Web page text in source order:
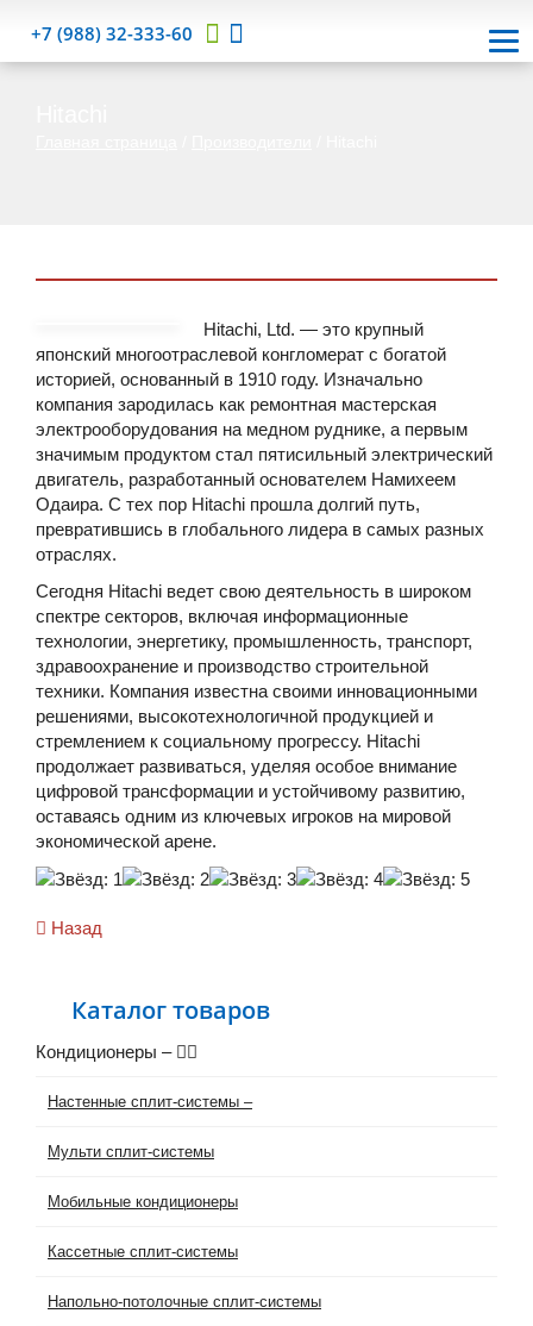
+7 (988) 32-333-60
Каталог товаров
Кондиционеры –
Настенные сплит-системы –
Мульти сплит-системы
Мобильные кондиционеры
Кассетные сплит-системы
Напольно-потолочные сплит-системы
Hitachi, Ltd. — это крупный
японский многоотраслевой конгломерат с богатой
историей, основанный в 1910 году. Изначально
компания зародилась как ремонтная мастерская
электрооборудования на медном руднике, а первым
значимым продуктом стал пятисильный электрический
двигатель, разработанный основателем Намихеем
Одаира. С тех пор Hitachi прошла долгий путь,
превратившись в глобального лидера в самых разных
отраслях.
Сегодня Hitachi ведет свою деятельность в широком
спектре секторов, включая информационные
технологии, энергетику, промышленность, транспорт,
здравоохранение и производство строительной
техники. Компания известна своими инновационными
решениями, высокотехнологичной продукцией и
стремлением к социальному прогрессу. Hitachi
продолжает развиваться, уделяя особое внимание
цифровой трансформации и устойчивому развитию,
оставаясь одним из ключевых игроков на мировой
экономической арене.
Назад